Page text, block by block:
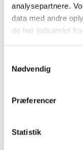
analysepartnere.
data med andre
de har indsamlet
Nødvendig
Præferencer
Statistik
"Gode råd